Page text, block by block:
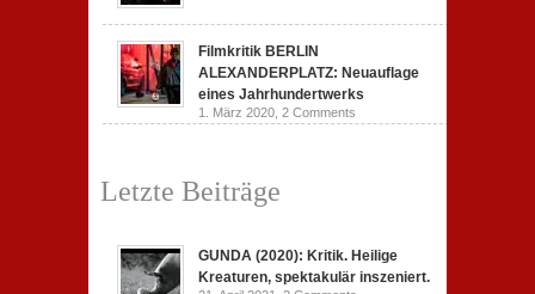
Filmkritik BERLIN
ALEXANDERPLATZ: Neuauflage
eines Jahrhundertwerks
1. März 2020, 2 Comments
Letzte Beiträge
GUNDA (2020): Kritik. Heilige
Kreaturen, spektakulär inszeniert.